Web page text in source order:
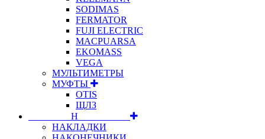
SODIMAS
FERMATOR
FUJI ELECTRIC
MACPUARSA
EKOMASS
VEGA
МУЛЬТИМЕТРЫ
МУФТЫ
OTIS
ЩЛЗ
⠀⠀⠀⠀⠀⠀Н⠀⠀⠀⠀⠀⠀⠀
НАКЛАДКИ